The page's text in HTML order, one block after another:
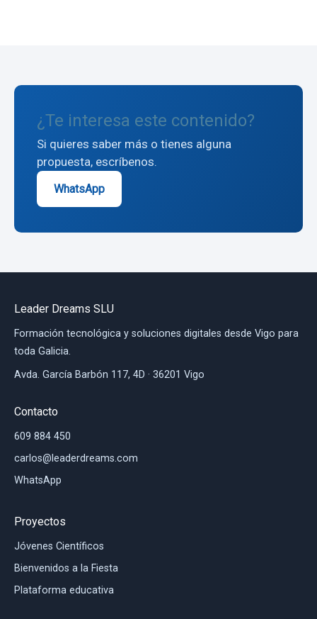
¿Te interesa este contenido?
Si quieres saber más o tienes alguna
propuesta, escríbenos.
WhatsApp
Leader Dreams SLU
Formación tecnológica y soluciones digitales desde Vigo para
toda Galicia.
Avda. García Barbón 117, 4D · 36201 Vigo
Contacto
609 884 450
carlos@leaderdreams.com
WhatsApp
Proyectos
Jóvenes Científicos
Bienvenidos a la Fiesta
Plataforma educativa